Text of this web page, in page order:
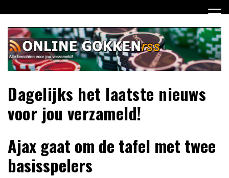
naar
inhoud
Dagelijks het laatste nieuws
voor jou verzameld!
Ajax gaat om de tafel met twee
basisspelers